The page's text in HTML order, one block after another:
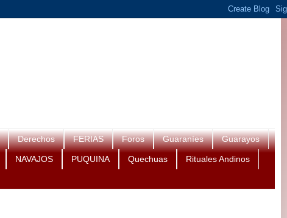
Derechos FERIAS Foros Guaraníes Guarayos
NAVAJOS PUQUINA Quechuas Rituales Andinos